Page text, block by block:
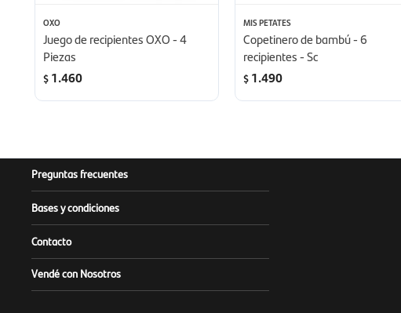
OXO
Juego de recipientes OXO - 4
Piezas
$ 1.460
MIS PETATES
Copetinero de bambú - 6
recipientes - Sc
$ 1.490
Preguntas frecuentes
Bases y condiciones
Contacto
Vendé con Nosotros